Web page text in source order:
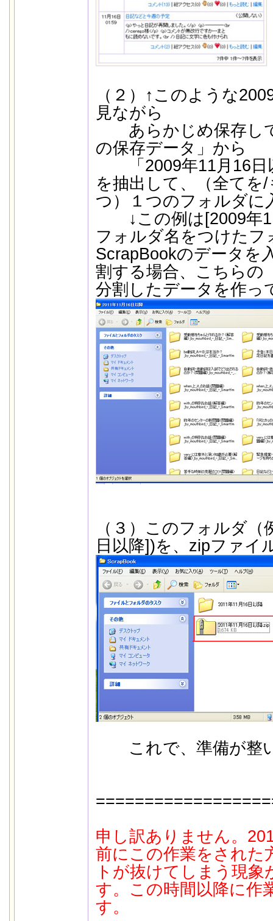
（２）↑このような
見ながら
あらかじめ保存し
の保存データ」から
「2009年11月16日
を抽出して、（全てを
つ）１つのフォルダに
↓この例は[2009年
フォルダ名をつけたフ
ScrapBookのデータを
割する場合、こちらの
分割したデータを作っ
（３）このフォルダ
日以降])を、zipファイ
これで、準備が整
申し訳ありません。
前にこの作業をされた
トが抜けてしまう現
す。この時間以降に作
す。